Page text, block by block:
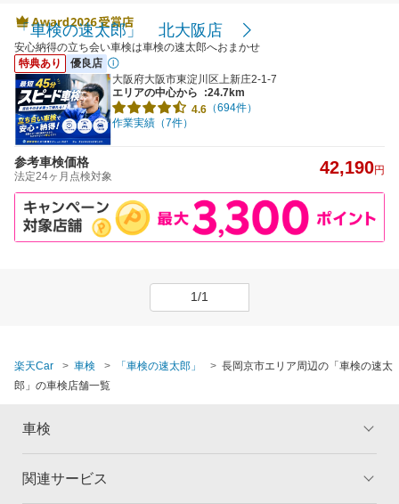
「車検の速太郎」 北大阪店
安心納得の立ち会い車検は車検の速太郎へおまかせ
特典あり
優良店
大阪府大阪市東淀川区上新庄2-1-7
エリアの中心から
:24.7km
4.6 （694件）
作業実績（7件）
参考車検価格
法定24ヶ月点検対象 42,190円
1/1
楽天Car 車検 「車検の速太郎」
長岡京市エリア周辺の「車検の速太
郎」の車検店舗一覧
車検
トップ
関連サービス